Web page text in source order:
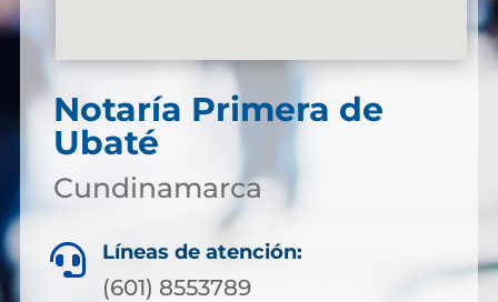
Notaría Primera de
Ubaté
Cundinamarca
 Líneas de atención:
(601) 8553789